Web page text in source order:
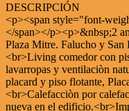
DESCRIPCIÓN
<p><span style="font-
</span></p><p>&nbsp;2
Plaza Mitre. Falucho y San
<br>Living comedor con
lavarropas y ventilaciòn
placard y piso flotante,
<br>Calefacciòn por
nueva en el